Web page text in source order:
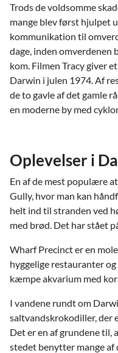
Trods de voldsomme
mange blev først hjulpet
kommunikation til
dage, inden omverdenen
kom. Filmen Tracy giver
Darwin i julen 1974. Af
de to gavle af det gamle
en moderne by med
Oplevelser i
En af de mest populære
Gully, hvor man kan
helt ind til stranden ved
med brød. Det har stået
Wharf Precinct er en
hyggelige restauranter
kæmpe akvarium med
I vandene rundt om
saltvandskrokodiller, der
Det er en af grundene til,
stedet benytter mange af